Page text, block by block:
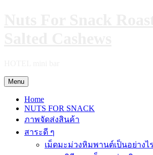
Menu
Home
NUTS FOR SNACK
ภาพจัดส่งสินค้า
สาระดี ๆ
เม็ดมะม่วงหิมพานต์เป็นอย่างไร